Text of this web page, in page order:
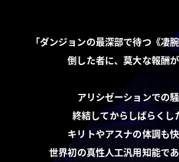
「ダンジョンの最深部で待つ《凄
倒した者に、莫大な報酬が
アリシゼーションでの
終結してからしばらくし
キリトやアスナの体調も快
世界初の真性人工汎用知能で